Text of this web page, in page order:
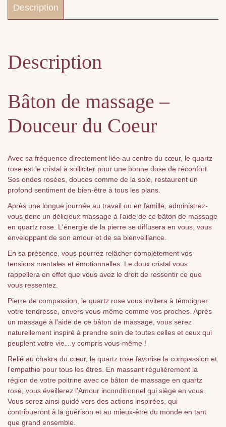
Description
Description
Bâton de massage –
Douceur du Coeur
Avec sa fréquence directement liée au centre du cœur, le quartz
rose est le cristal à solliciter pour une bonne dose de réconfort.
Ses ondes rosées, douces comme de la soie, restaurent un
profond sentiment de bien-être à tous les plans.
Après une longue journée au travail ou en famille, administrez-
vous donc un délicieux massage à l'aide de ce bâton de massage
en quartz rose. L'énergie de la pierre se diffusera en vous, vous
enveloppant de son amour et de sa bienveillance.
En sa présence, vous pourrez relâcher complètement vos
tensions mentales et émotionnelles. Le doux cristal vous
rappellera en effet que vous avez le droit de ressentir ce que
vous ressentez.
Pierre de compassion, le quartz rose vous invitera à témoigner
votre tendresse, envers vous-même comme vos proches. Après
un massage à l'aide de ce bâton de massage, vous serez
naturellement inspiré à prendre soin de toutes celles et ceux qui
peuplent votre vie…y compris vous-même !
Relié au chakra du cœur, le quartz rose favorise la compassion et
l'empathie pour tous les êtres. En massant régulièrement la
région de votre poitrine avec ce bâton de massage en quartz
rose, vous éveillerez l'Amour inconditionnel qui siège en vous.
Vous serez ainsi guidé vers des actions inspirées, qui
contribueront à la guérison et au mieux-être du monde en tant
que grand ensemble.